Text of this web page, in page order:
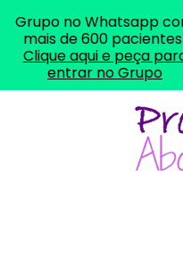
Grupo no Whatsapp
mais de 600
Clique aqui e peça
entrar no Grupo